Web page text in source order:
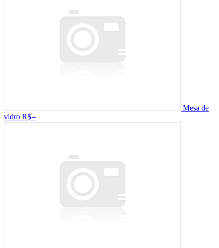
Mesa de
vidro R$--